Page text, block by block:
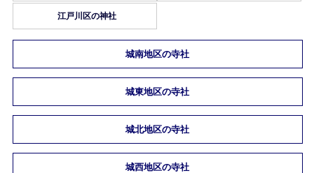
江戸川区の神社
城南地区の寺社
城東地区の寺社
城北地区の寺社
城西地区の寺社